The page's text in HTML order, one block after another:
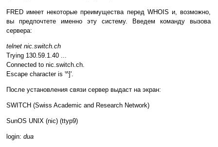
FRED имеет некоторые преимущества перед WHOIS и, возможно,
вы предпочтете именно эту систему. Введем команду вызова
сервера:
telnet nic.switch.ch
Trying 130.59.1.40 ...
Connected to nic.switch.ch.
Escape character is '^]'.
После установления связи сервер выдаст на экран:
SWITCH (Swiss Academic and Research Network)
SunOS UNIX (nic) (ttyp9)
login: dua